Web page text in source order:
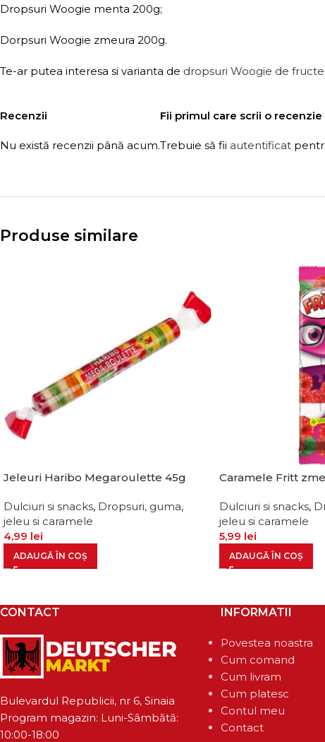
Dropsuri Woogie menta 200g;
Dorpsuri Woogie zmeura 200g.
Te-ar putea interesa si varianta de dropsuri Woogie de
Recenzii
Nu există recenzii până acum.
Fii primul care scrii o
Trebuie să fii autentificat
Produse similare
Jeleuri Haribo Megaroulette 45g
Dulciuri si snacks, Dropsuri, guma,
jeleu si caramele
4,99 lei
ADAUGĂ ÎN COȘ
Caramele Fritt
Dulciuri si snacks,
jeleu si caramele
5,99 lei
ADAUGĂ ÎN COȘ
CONTACT
Bulevardul Republicii, nr 6, Sinaia
Program magazin: Luni-Sâmbătă:
10:00-18:00
INFORMATII
Povestea noastra
Cum comand
Cum livram
Cum platesc
Contul meu
Contact